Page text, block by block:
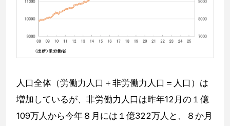
人口全体（労働力人口＋非労働力人口＝人口）は
増加しているが、非労働力人口は昨年12月の１億
109万人から今年８月には１億322万人と、８か月